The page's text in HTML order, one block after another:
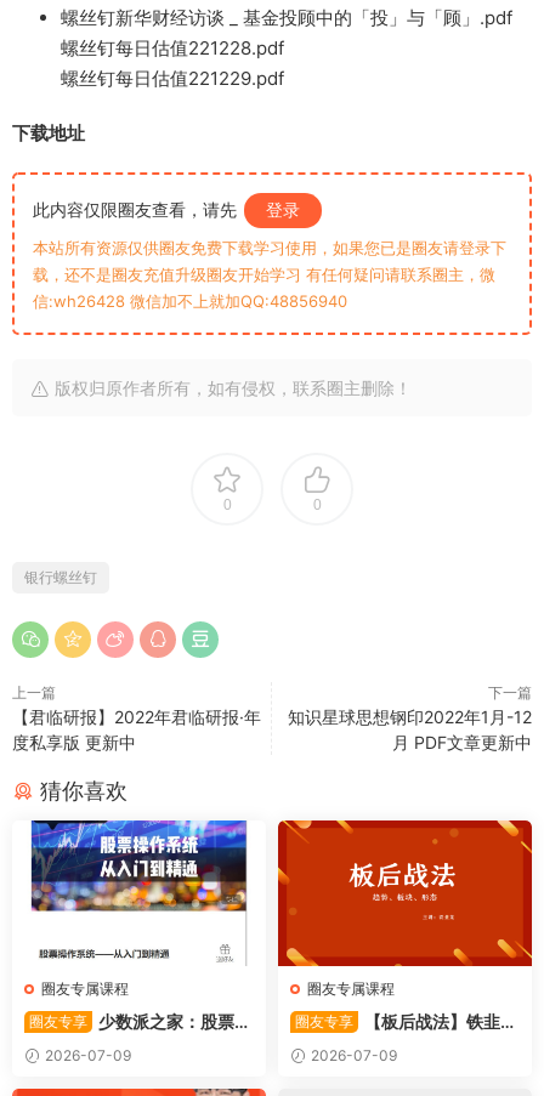
螺丝钉新华财经访谈 _ 基金投顾中的「投」与「顾」.pdf
螺丝钉每日估值221228.pdf
螺丝钉每日估值221229.pdf
下载地址
此内容仅限圈友查看，请先 登录
本站所有资源仅供圈友免费下载学习使用，如果您已是圈友请登录下
载，还不是圈友充值升级圈友开始学习 有任何疑问请联系圈主，微
信:wh26428 微信加不上就加QQ:48856940
版权归原作者所有，如有侵权，联系圈主删除！
0 0
银行螺丝钉
上一篇
【君临研报】2022年君临研报·年
度私享版 更新中
下一篇
知识星球思想钢印2022年1月-12
月 PDF文章更新中
猜你喜欢
圈友专属课程
圈友专享
少数派之家：股票操
作系统—从入门到精通
2026-07-09
圈友专属课程
圈友专享
【板后战法】铁韭菜
板后强势战法
2026-07-09